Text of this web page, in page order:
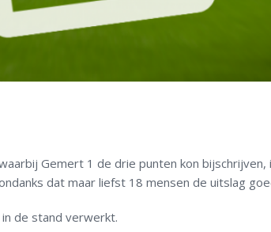
Gemert 1 de drie punten kon bijschrijven,
dat maar liefst 18 mensen de uitslag
in de stand verwerkt.